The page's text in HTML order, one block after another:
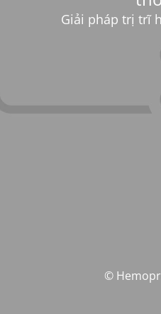
Giải pháp trị trĩ
©